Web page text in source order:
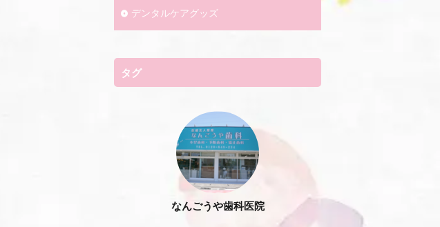
デンタルケアグッズ
タグ
なんごうや歯科医院